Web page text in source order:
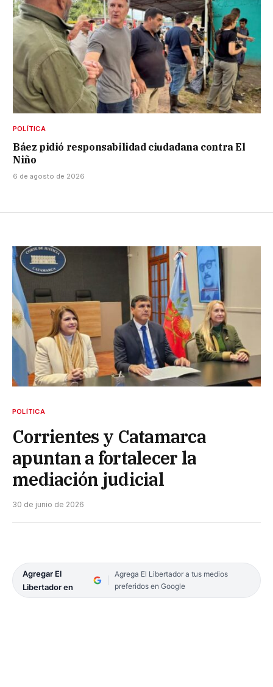
POLÍTICA
Báez pidió responsabilidad ciudadana contra El
Niño
6 de agosto de 2026
POLÍTICA
Corrientes y Catamarca
apuntan a fortalecer la
mediación judicial
30 de junio de 2026
Agregar El
Libertador en
Agrega El Libertador a tus medios
preferidos en Google